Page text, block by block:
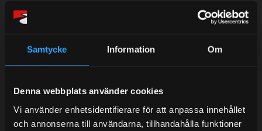
Samtycke Information Om
Denna webbplats använder cookies
Vi använder enhetsidentifierare för att anpassa innehållet
och annonserna till användarna, tillhandahålla funktioner
Semestertider.
Under V.27 - V.33 nås vi enbart på mejl. Ordrar skickas
det helt stängt.
Mån-Tors: 10:30-15:00